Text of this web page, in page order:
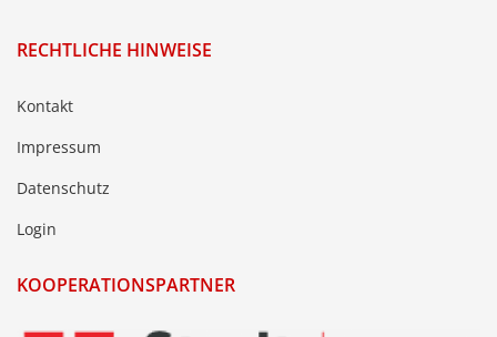
RECHTLICHE HINWEISE
Kontakt
Impressum
Datenschutz
Login
KOOPERATIONSPARTNER